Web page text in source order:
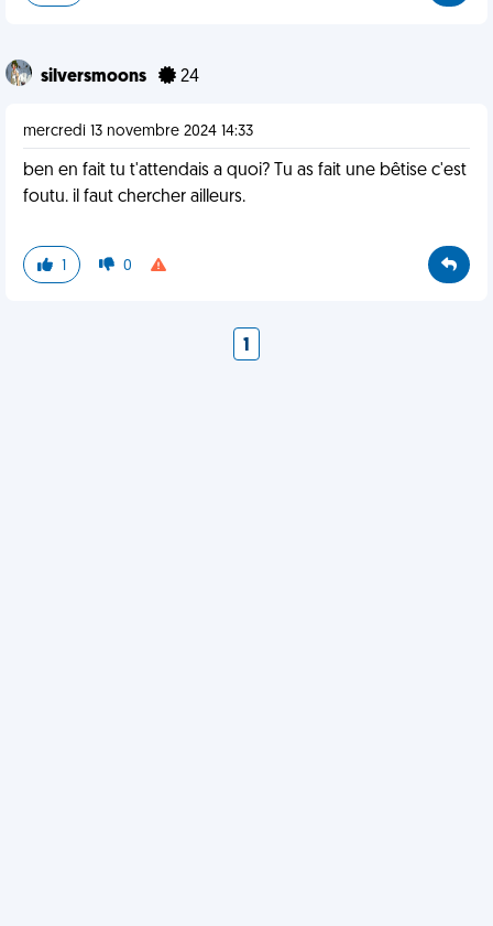
silversmoons 24
mercredi 13 novembre 2024 14:33
ben en fait tu t'attendais a quoi? Tu as fait une bêtise c'est
foutu. il faut chercher ailleurs.
1 0
1